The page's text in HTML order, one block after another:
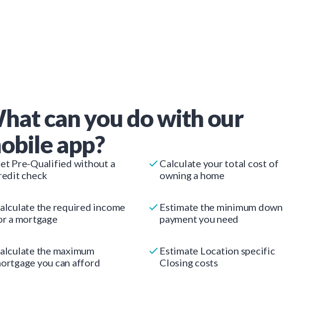
can you do with our
app?
Pre-Qualified without a
check
Calculate your total cost of
owning a home
the required income
a mortgage
Estimate the minimum down
payment you need
the maximum
you can afford
Estimate Location specific
Closing costs